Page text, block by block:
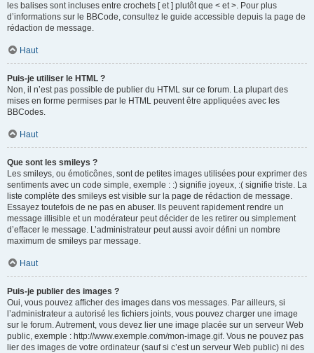
les balises sont incluses entre crochets [ et ] plutôt que < et >. Pour plus
d’informations sur le BBCode, consultez le guide accessible depuis la page de
rédaction de message.
Haut
Puis-je utiliser le HTML ?
Non, il n’est pas possible de publier du HTML sur ce forum. La plupart des
mises en forme permises par le HTML peuvent être appliquées avec les
BBCodes.
Haut
Que sont les smileys ?
Les smileys, ou émoticônes, sont de petites images utilisées pour exprimer des
sentiments avec un code simple, exemple : :) signifie joyeux, :( signifie triste. La
liste complète des smileys est visible sur la page de rédaction de message.
Essayez toutefois de ne pas en abuser. Ils peuvent rapidement rendre un
message illisible et un modérateur peut décider de les retirer ou simplement
d’effacer le message. L’administrateur peut aussi avoir défini un nombre
maximum de smileys par message.
Haut
Puis-je publier des images ?
Oui, vous pouvez afficher des images dans vos messages. Par ailleurs, si
l’administrateur a autorisé les fichiers joints, vous pouvez charger une image
sur le forum. Autrement, vous devez lier une image placée sur un serveur Web
public, exemple : http://www.exemple.com/mon-image.gif. Vous ne pouvez pas
lier des images de votre ordinateur (sauf si c’est un serveur Web public) ni des